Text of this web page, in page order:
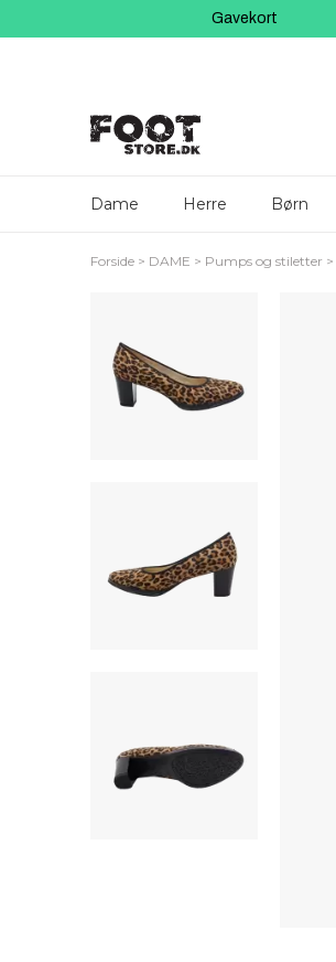
Gavekort
Dame Herre Børn
Forside DAME Pumps og stiletter